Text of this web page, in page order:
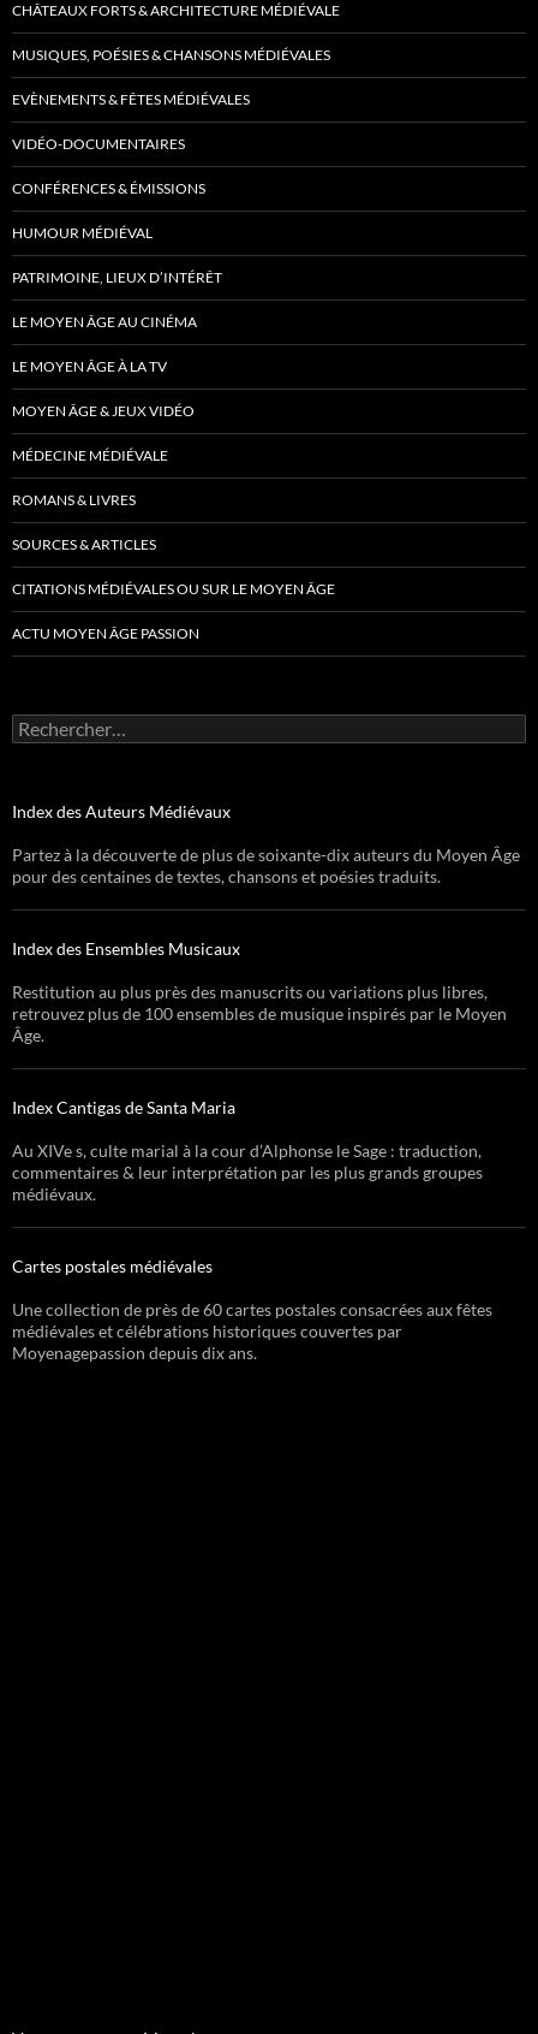
CHÂTEAUX FORTS & ARCHITECTURE MÉDIÉVALE
MUSIQUES, POÉSIES & CHANSONS MÉDIÉVALES
EVÈNEMENTS & FÊTES MÉDIÉVALES
VIDÉO-DOCUMENTAIRES
CONFÉRENCES & ÉMISSIONS
HUMOUR MÉDIÉVAL
PATRIMOINE, LIEUX D’INTÉRÊT
LE MOYEN ÂGE AU CINÉMA
LE MOYEN ÂGE À LA TV
MOYEN ÂGE & JEUX VIDÉO
MÉDECINE MÉDIÉVALE
ROMANS & LIVRES
SOURCES & ARTICLES
CITATIONS MÉDIÉVALES OU SUR LE MOYEN ÂGE
ACTU MOYEN ÂGE PASSION
Rechercher :
Index des Auteurs Médiévaux
Partez à la découverte de plus de soixante-dix auteurs du Moyen Âge
pour des centaines de textes, chansons et poésies traduits.
Index des Ensembles Musicaux
Restitution au plus près des manuscrits ou variations plus libres,
retrouvez plus de 100 ensembles de musique inspirés par le Moyen
Âge.
Index Cantigas de Santa Maria
Au XIVe s, culte marial à la cour d’Alphonse le Sage : traduction,
commentaires & leur interprétation par les plus grands groupes
médiévaux.
Cartes postales médiévales
Une collection de près de 60 cartes postales consacrées aux fêtes
médiévales et célébrations historiques couvertes par
Moyenagepassion depuis dix ans.